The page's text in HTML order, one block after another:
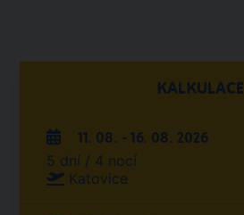
KALKULACE
11. 08. - 16. 08. 2026
5 dní / 4 nocí
Katovice